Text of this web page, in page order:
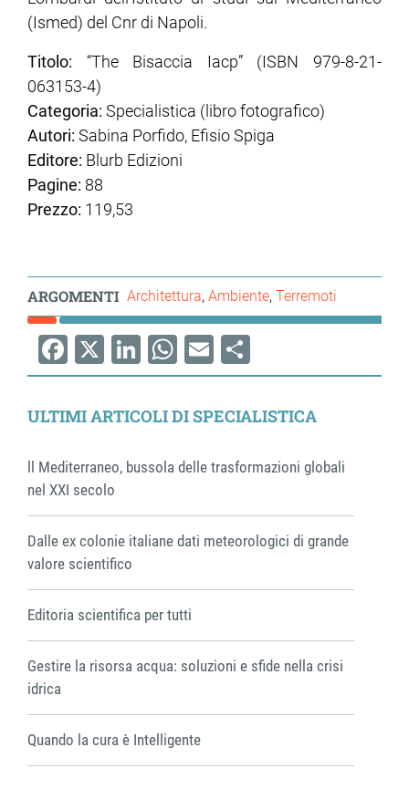
(Ismed) del Cnr di Napoli.
Titolo: ​​​“The Bisaccia Iacp” (ISBN 979-8-21-
063153-4)
Categoria: Specialistica (libro fotografico)
Autori: Sabina Porfido, Efisio Spiga
Editore: Blurb Edizioni
Pagine: 88
Prezzo: 119,53
ARGOMENTI Architettura Ambiente Terremoti
Facebook
X LinkedIn
WhatsApp
EmailShare
ULTIMI ARTICOLI DI SPECIALISTICA
ll Mediterraneo, bussola delle trasformazioni globali
nel XXI secolo
Dalle ex colonie italiane dati meteorologici di grande
valore scientifico
Editoria scientifica per tutti
Gestire la risorsa acqua: soluzioni e sfide nella crisi
idrica
Quando la cura è Intelligente